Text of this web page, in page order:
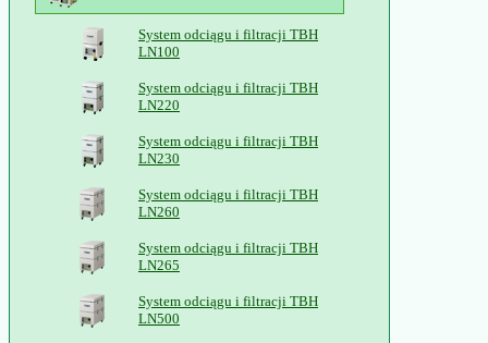
System odciągu i filtracji TBH
LN100
System odciągu i filtracji TBH
LN220
System odciągu i filtracji TBH
LN230
System odciągu i filtracji TBH
LN260
System odciągu i filtracji TBH
LN265
System odciągu i filtracji TBH
LN500